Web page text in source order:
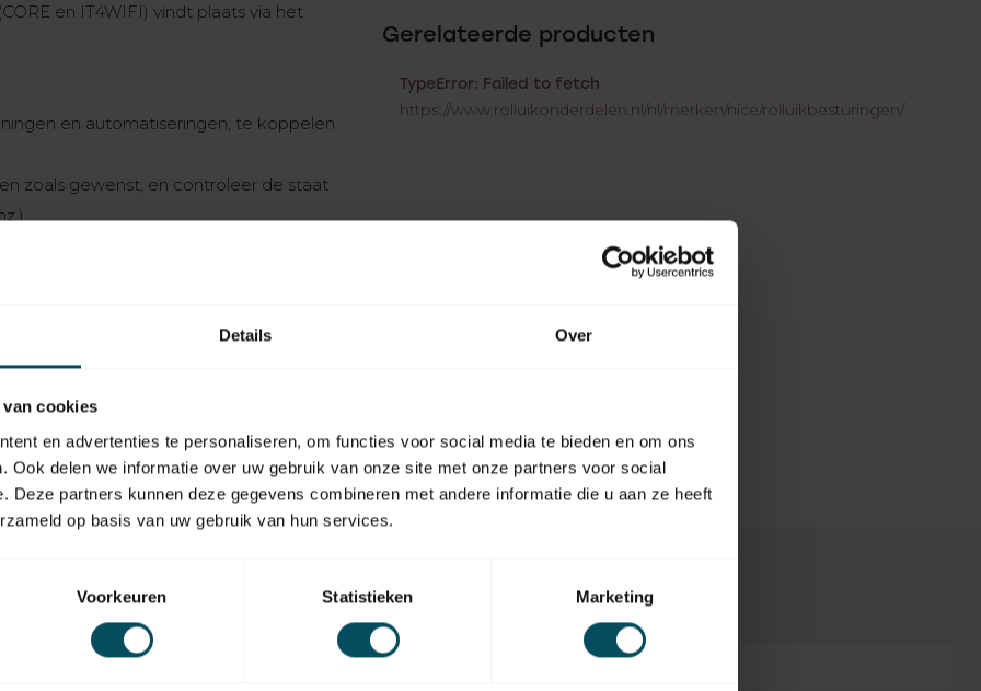
Details Over
van cookies
en advertenties te personaliseren, om functies voor social media te bieden en om ons
Ook delen we informatie over uw gebruik van onze site met onze partners voor social
Deze partners kunnen deze gegevens combineren met andere informatie die u aan ze heeft
op basis van uw gebruik van hun services.
Voorkeuren Statistieken Marketing
en IT4WIFI) vindt plaats via het
en automatiseringen, te koppelen
zoals gewenst, en controleer de staat
terwijl de originele
toets eerst zorgde voor de opening
zoals de gelijktijdige of vertraagde
een bestaande scène)
activeer, bij het plaatsvinden van een
tijdsprogrammering) automatische
moment van de dag
verstuurt (ingreep van de sensor).
Gerelateerde producten
TypeError: Failed to fetch
https://www.rolluikonderdelen.nl/nl/merken/nice/rolluikbesturingen/